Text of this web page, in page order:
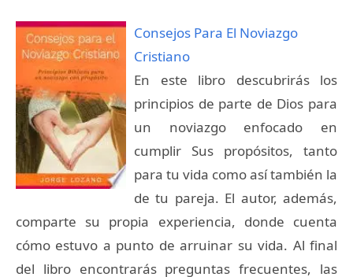
Consejos Para El Noviazgo
Cristiano
En este libro descubrirás los
principios de parte de Dios para
un noviazgo enfocado en
cumplir Sus propósitos, tanto
para tu vida como así también la
de tu pareja. El autor, además,
comparte su propia experiencia, donde cuenta
cómo estuvo a punto de arruinar su vida. Al final
del libro encontrarás preguntas frecuentes, las